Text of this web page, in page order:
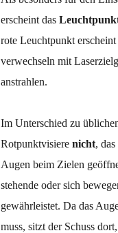
erscheint das
rote Leuchtpunkt
verwechseln mit
anstrahlen.
Im Unterschied zu
Rotpunktvisiere nicht,
Augen beim Zielen
stehende oder sich
gewährleistet. Da das
muss, sitzt der Schuss